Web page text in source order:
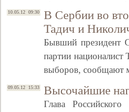
10.05.12 09:30
В Сербии во
Тадич и
Бывший президент
партии
выборов, сообщают
09.05.12 15:33 Высочайшие
Глава